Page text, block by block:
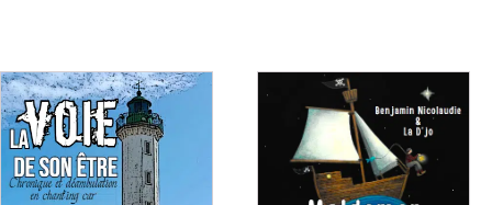
Ce
produit
a
plusieurs
variations.
produit
plusieurs
variations.